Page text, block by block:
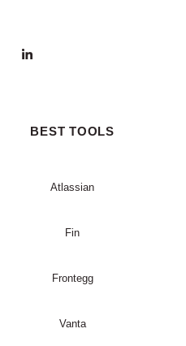
BEST TOOLS
Atlassian
Fin
Frontegg
Vanta